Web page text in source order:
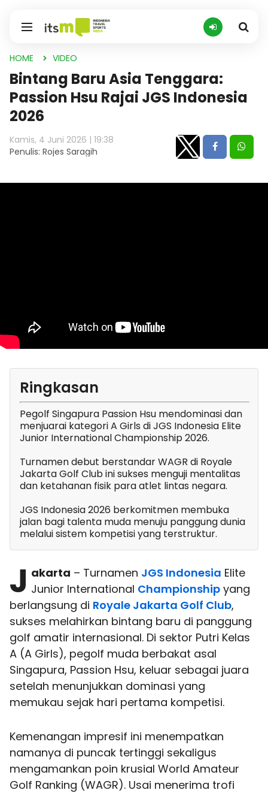
HOME VIDEO
Bintang Baru Asia Tenggara:
Passion Hsu Rajai JGS Indonesia
2026
Kamis, 4 Juni 2026 | 19:38
Penulis: Rojes Saragih
Ringkasan
Pegolf Singapura Passion Hsu mendominasi dan
menjuarai kategori A Girls di JGS Indonesia Elite
Junior International Championship 2026.
Turnamen debut berstandar WAGR di Royale
Jakarta Golf Club ini sukses menguji mentalitas
dan ketahanan fisik para atlet lintas negara.
JGS Indonesia 2026 berkomitmen membuka
jalan bagi talenta muda menuju panggung dunia
melalui sistem kompetisi yang terstruktur.
J akarta – Turnamen JGS Indonesia Elite
Junior International Championship yang
berlangsung di Royale Jakarta Golf Club,
sukses melahirkan bintang baru di panggung
golf amatir internasional. Di sektor Putri Kelas
A (A Girls), pegolf muda berbakat asal
Singapura, Passion Hsu, keluar sebagai juara
setelah menunjukkan dominasi yang
memukau sejak hari pertama kompetisi.
Kemenangan impresif ini menempatkan
namanya di puncak tertinggi sekaligus
mengamankan poin krusial World Amateur
Golf Ranking (WAGR). Usai menerima trofi